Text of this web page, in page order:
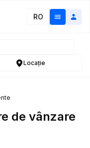
RO
Locație
de vânzare